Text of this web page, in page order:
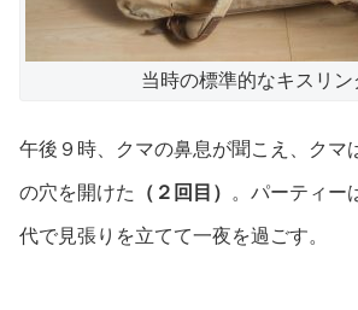
当時の標準的なキスリン
午後９時、クマの鼻息が聞こえ、クマ
の穴を開けた （２回目） 。パーティー
代で見張りを立てて一夜を過ごす。